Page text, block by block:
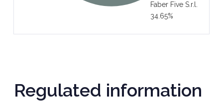
Faber Five S.r.l.
34.65%
Regulated information